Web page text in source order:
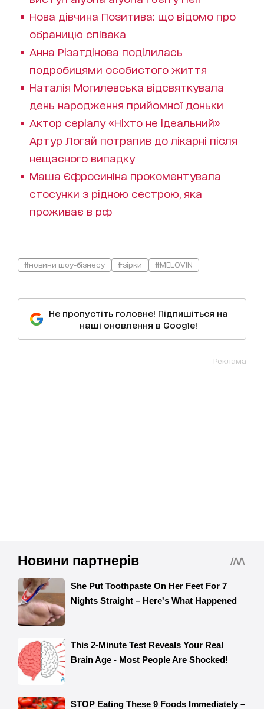
Нова дівчина Позитива: що відомо про
обраницю співака
Анна Різатдінова поділилась
подробицями особистого життя
Наталія Могилевська відсвяткувала
день народження прийомної доньки
Актор серіалу «Ніхто не ідеальний»
Артур Логай потрапив до лікарні після
нещасного випадку
Маша Єфросиніна прокоментувала
стосунки з рідною сестрою, яка
проживає в рф
#новини шоу-бізнесу #зірки #MELOVIN
Не пропустіть головне! Підпишіться на
наші оновлення в Google!
Реклама